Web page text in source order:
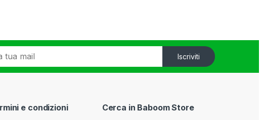
Iscriviti
e condizioni Cerca in Baboom Store